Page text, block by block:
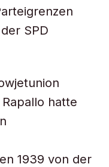
SPD
hatte
1939 von der